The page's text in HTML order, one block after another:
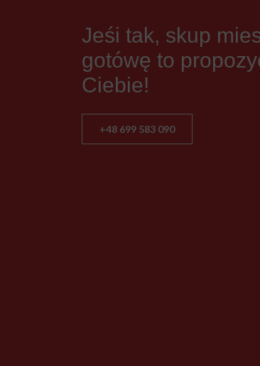
Jeśi tak, skup
gotówę to
Ciebie!
+48 699 583 090